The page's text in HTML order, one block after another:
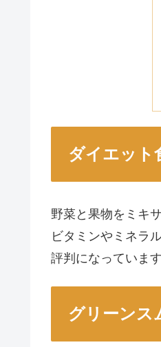
ダイエット
野菜と果物をミキ
ビタミンやミネラ
評判になっています
グリーンス